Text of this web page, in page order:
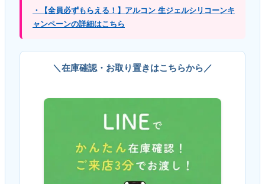
・【全員必ずもらえる！】アルコン 生ジェルシリコーンキ
ャンペーンの詳細はこちら
＼在庫確認・お取り置きはこちらから／